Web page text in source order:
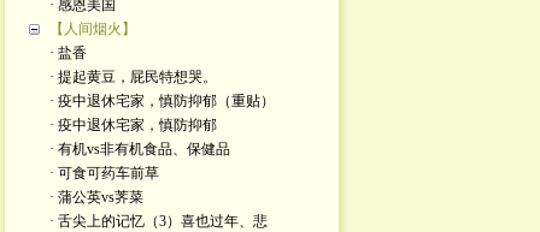
· 感恩美国
【人间烟火】
· 盐香
· 提起黄豆，屁民特想哭。
· 疫中退休宅家，慎防抑郁（重贴）
· 疫中退休宅家，慎防抑郁
· 有机vs非有机食品、保健品
· 可食可药车前草
· 蒲公英vs荠菜
· 舌尖上的记忆（3）喜也过年、悲